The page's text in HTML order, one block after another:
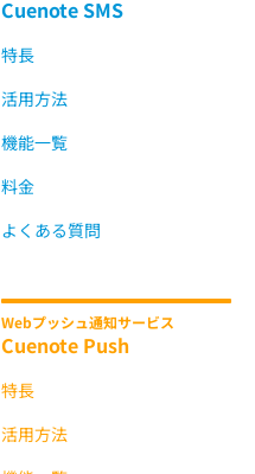
Cuenote SMS
特長
活用方法
機能一覧
料金
よくある質問
Webプッシュ通知サービス
Cuenote Push
特長
活用方法